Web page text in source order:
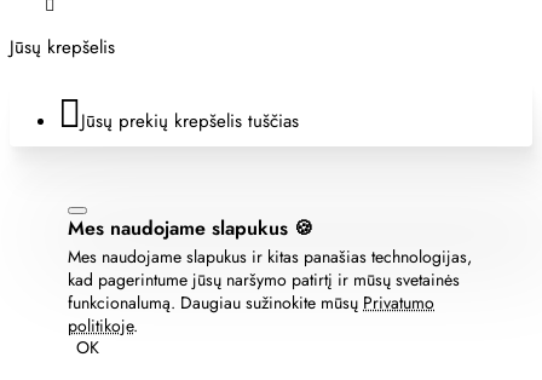
Jūsų krepšelis
Jūsų prekių krepšelis tuščias
Mes naudojame slapukus 🍪
Mes naudojame slapukus ir kitas panašias technologijas,
kad pagerintume jūsų naršymo patirtį ir mūsų svetainės
funkcionalumą. Daugiau sužinokite mūsų Privatumo
politikoje.
OK